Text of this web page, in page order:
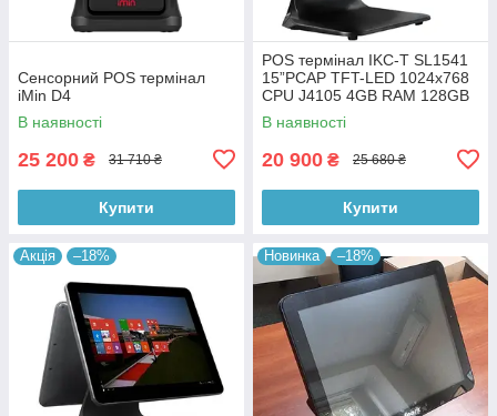
Сенсорний POS термінал
iMin D4
В наявності
25 200 ₴ 31 710 ₴
Купити
POS термінал IKC-T SL1541
15”PCAP TFT-LED 1024х768
CPU J4105 4GB RAM 128GB
SSD без ОС
В наявності
20 900 ₴ 25 680 ₴
Купити
Акція –18% Новинка –18%